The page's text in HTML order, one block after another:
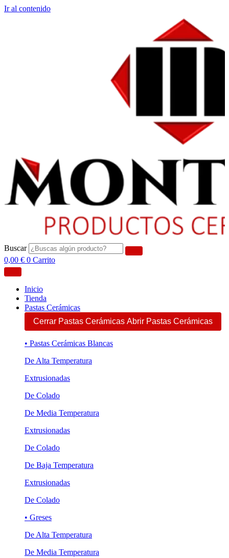
Ir al contenido
Buscar
0,00 € 0 Carrito
Inicio
Tienda
Pastas Cerámicas
Cerrar Pastas Cerámicas Abrir Pastas Cerámicas
• Pastas Cerámicas Blancas
De Alta Temperatura
Extrusionadas
De Colado
De Media Temperatura
Extrusionadas
De Colado
De Baja Temperatura
Extrusionadas
De Colado
• Greses
De Alta Temperatura
De Media Temperatura